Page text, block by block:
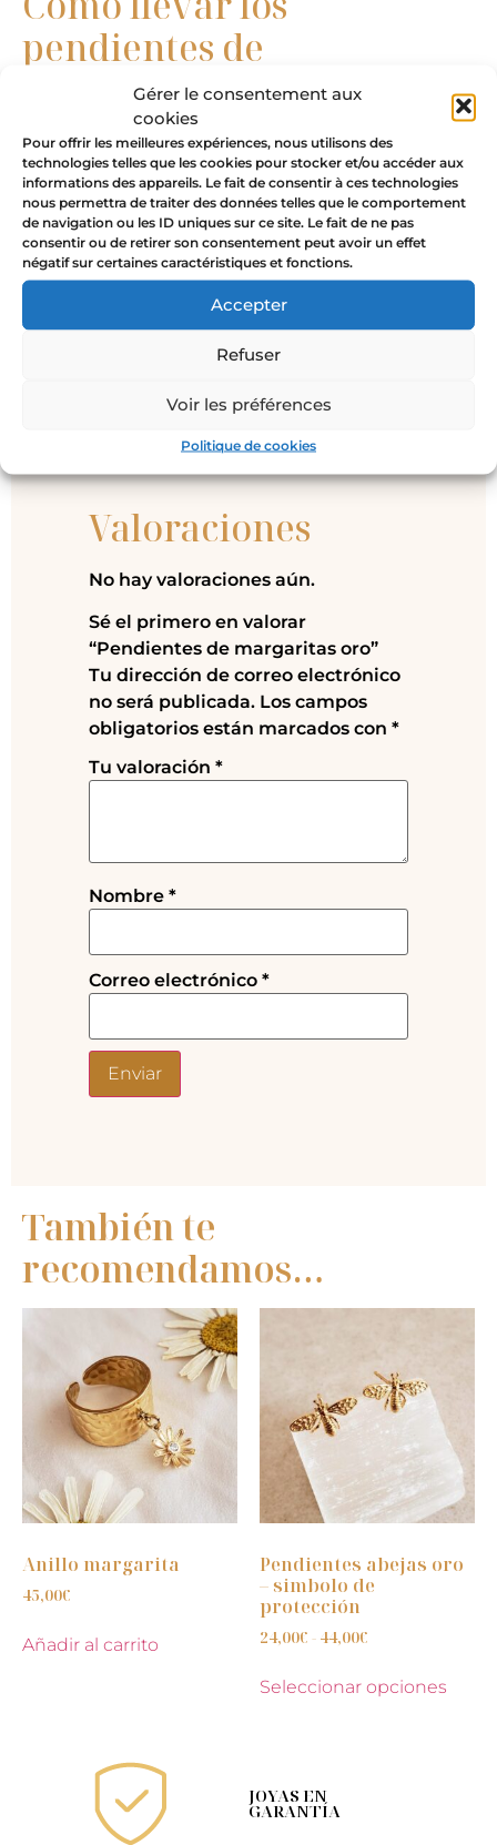
Gérer le consentement aux
cookies
Pour offrir les meilleures expériences, nous utilisons des
technologies telles que les cookies pour stocker et/ou accéder aux
informations des appareils. Le fait de consentir à ces technologies
nous permettra de traiter des données telles que le comportement
de navigation ou les ID uniques sur ce site. Le fait de ne pas
consentir ou de retirer son consentement peut avoir un effet
négatif sur certaines caractéristiques et fonctions.
Accepter
Refuser
Voir les préférences
Politique de cookies
pendientes de
margaritas:
Como se muestra en las fotos,me encanta llevar
mis pendientes de margaritas con elanillo
margaritaa juego. Lleva tus pendientes de
margaritas como símbolo de amor y ternura.
Combina tus pendientes de margaritas con otros
símbolos naturales y primaveralescomo las
hojas o la abeja, por ejemplo.Como anillo
adornar diferentes partes de tu aspecto o como
para llevar un pequeño trozo de
Valoraciones
No hay valoraciones aún.
Sé el primero en valorar
“Pendientes de margaritas oro”
Tu dirección de correo electrónico
no será publicada. Los campos
obligatorios están marcados con *
Tu valoración *
Nombre *
Correo electrónico *
También te
recomendamos…
Anillo margarita
45,00€
Añadir al carrito
Pendientes abejas oro
– simbolo de
protección
24,00€ - 44,00€
Seleccionar opciones
JOYAS EN
GARANTÍA